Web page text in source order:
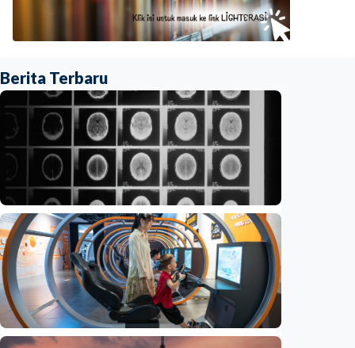
Berita Terbaru
Iptek
Ilmuwan kembangkan nanopartikel yang
membantu ahli bedah melacak dan
membunuh kanker otak mematikan
Indonesia•07 Aug 2026